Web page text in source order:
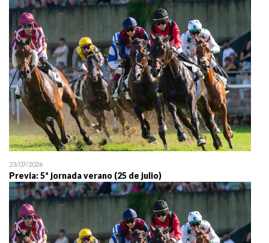
23/07/2026
Previa: 5ª jornada verano (25 de julio)